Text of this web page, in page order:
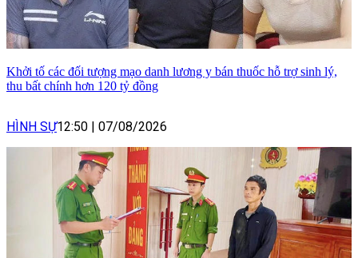
Khởi tố các đối tượng mạo danh lương y bán thuốc hỗ trợ sinh lý,
thu bất chính hơn 120 tỷ đồng
HÌNH SỰ12:50 07/08/2026